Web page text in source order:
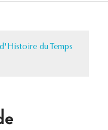
du Temps